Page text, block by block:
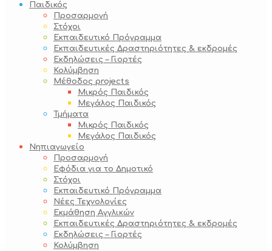
Παιδικός
Προσαρμογή
Στόχοι
Εκπαιδευτικό Πρόγραμμα
Εκπαιδευτικές Δραστηριότητες & εκδρομές
Εκδηλώσεις – Γιορτές
Κολύμβηση
Μέθοδος projects
Μικρός Παιδικός
Μεγάλος Παιδικός
Τμήματα
Μικρός Παιδικός
Μεγάλος Παιδικός
Νηπιαγωγείο
Προσαρμογή
Εφόδια για το Δημοτικό
Στόχοι
Εκπαιδευτικό Πρόγραμμα
Νέες Τεχνολογίες
Εκμάθηση Αγγλικών
Εκπαιδευτικές Δραστηριότητες & εκδρομές
Εκδηλώσεις – Γιορτές
Κολύμβηση